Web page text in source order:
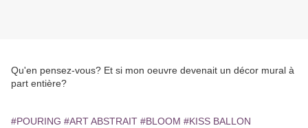
Qu'en pensez-vous? Et si mon oeuvre devenait un décor mural à
part entière?
#POURING #ART ABSTRAIT #BLOOM #KISS BALLON